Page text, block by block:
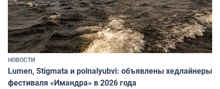
НОВОСТИ
Lumen, Stigmata и polnalyubvi: объявлены хедлайнеры
фестиваля «Имандра» в 2026 года